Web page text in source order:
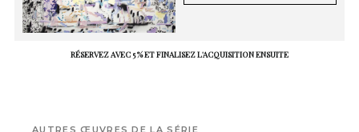
RÉSERVEZ AVEC 5 % ET FINALISEZ L'ACQUISITION ENSUITE
AUTRES ŒUVRES DE LA SÉRIE